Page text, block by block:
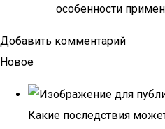
особенности
Добавить комментарий
Новое
Какие последствия